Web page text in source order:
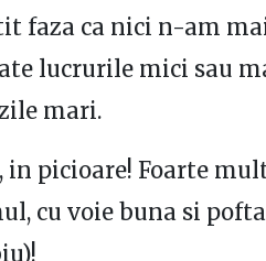
faza ca nici n-am
lucrurile mici sau
mari.
in picioare! Foarte
cu voie buna si